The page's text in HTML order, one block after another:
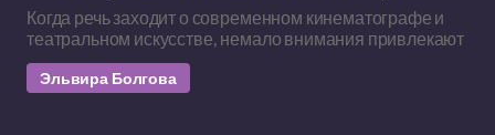
Когда речь заходит о современном кинематографе и
театральном искусстве, немало внимания привлекают
Эльвира Болгова